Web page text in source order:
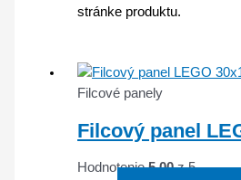
stránke produktu.
Filcové panely
Filcový panel
Hodnotenie5.00z 5